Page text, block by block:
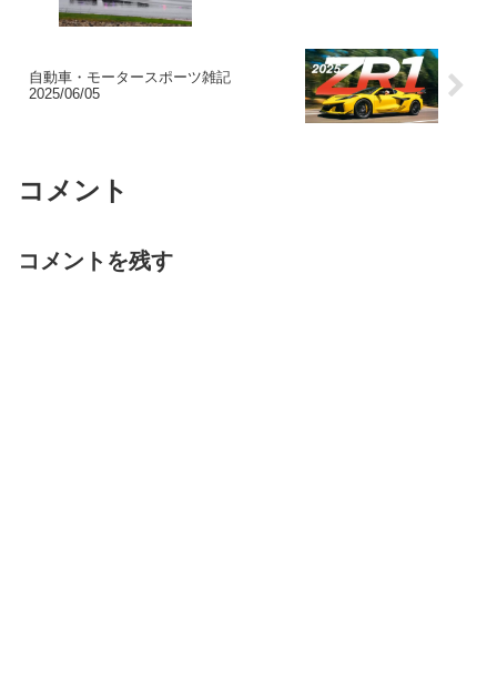
自動車・モータースポーツ雑記
2025/06/05
コメント
コメントを残す